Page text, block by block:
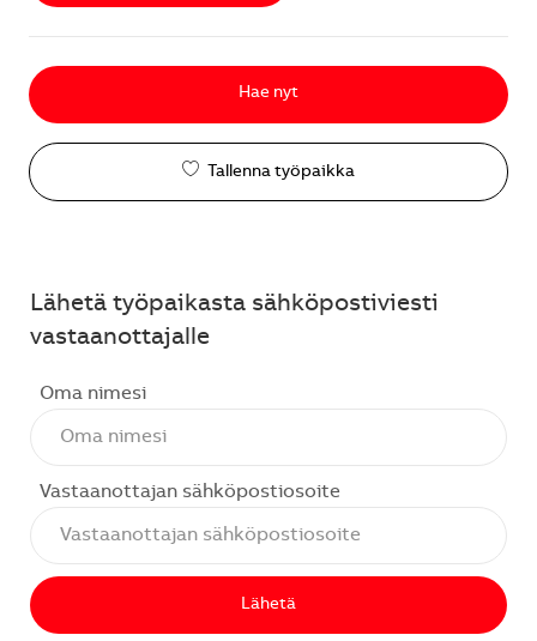
Hae nyt
Tallenna työpaikka
Lähetä työpaikasta sähköpostiviesti
vastaanottajalle
Oma nimesi
Vastaanottajan sähköpostiosoite
Lähetä